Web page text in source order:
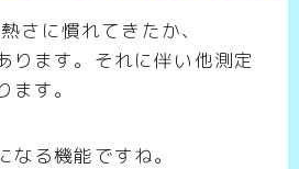
さに慣れてきたか、
ります。それに伴い他測定
す。
なる機能ですね。